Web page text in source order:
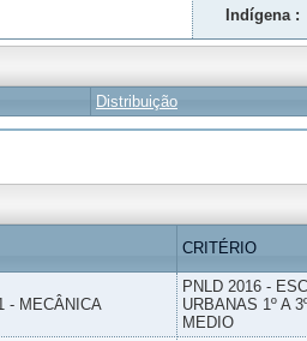
Indígena :
Distribuição
CRITÉRIO
- MECÂNICA
PNLD 2016 -
URBANAS 1º A
MEDIO